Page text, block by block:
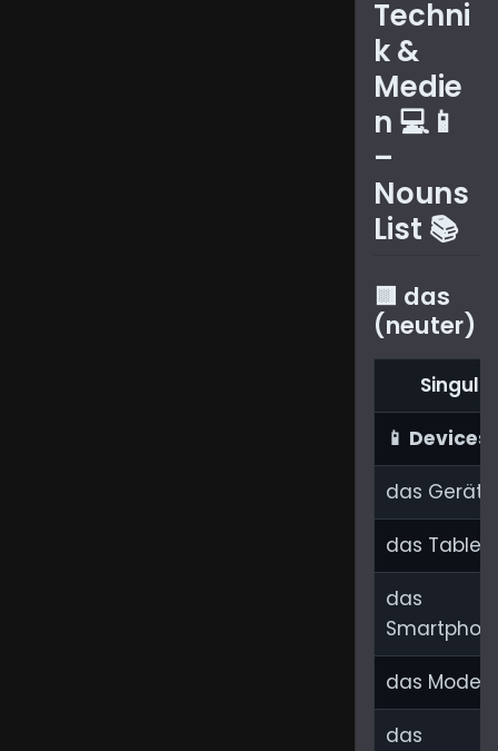
and
devices
like 'das
Handy –
and 'der
Computer
computer',
gender,
plural
and
practical
for daily
use.
Techni
k &
Medie
n 💻📱
–
Nouns
List 📚
🟨 das
(neuter)
📱 Devices
das Gerät
das Tablet
das
das
das